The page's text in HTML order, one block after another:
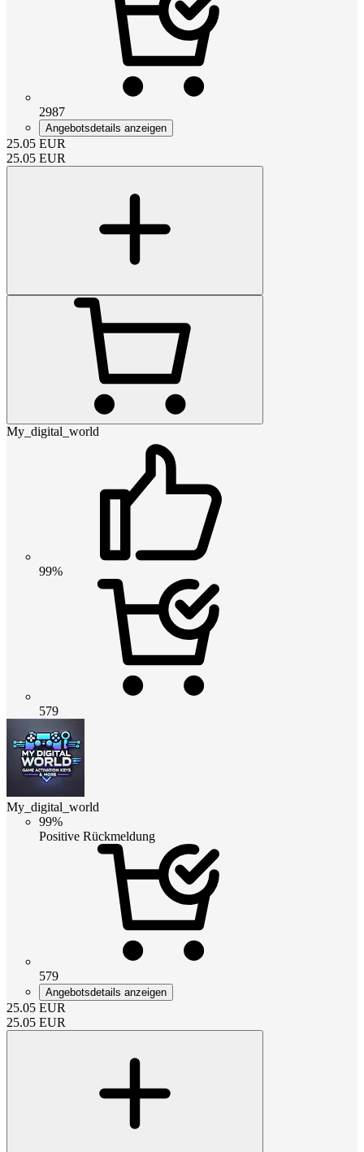
2987
Angebotsdetails anzeigen
25.05 EUR
25.05 EUR
My_digital_world
99%
579
My_digital_world
99%
Positive Rückmeldung
579
Angebotsdetails anzeigen
25.05 EUR
25.05 EUR